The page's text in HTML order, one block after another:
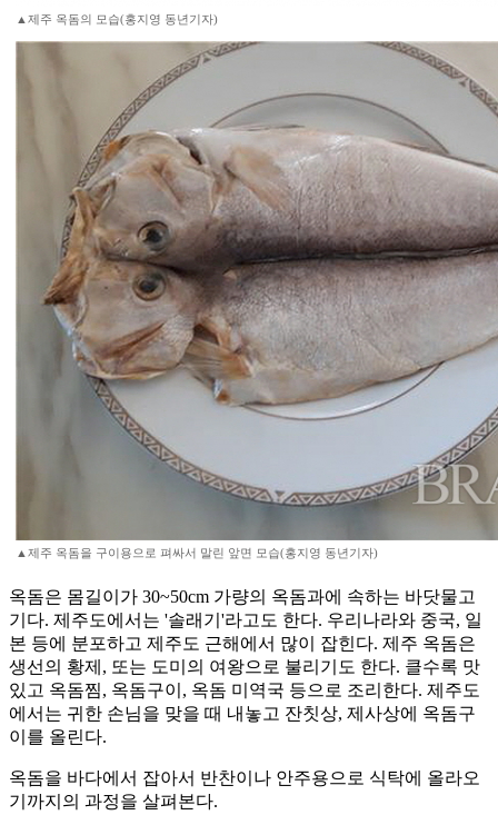
▲제주 옥돔의 모습(홍지영 동년기자)
▲제주 옥돔을 구이용으로 펴싸서 말린 앞면 모습(홍지영 동년기자)
옥돔은 몸길이가 30~50cm 가량의 옥돔과에 속하는 바닷물고
기다. 제주도에서는 '솔래기'라고도 한다. 우리나라와 중국, 일
본 등에 분포하고 제주도 근해에서 많이 잡힌다. 제주 옥돔은
생선의 황제, 또는 도미의 여왕으로 불리기도 한다. 클수록 맛
있고 옥돔찜, 옥돔구이, 옥돔 미역국 등으로 조리한다. 제주도
에서는 귀한 손님을 맞을 때 내놓고 잔칫상, 제사상에 옥돔구
이를 올린다.
옥돔을 바다에서 잡아서 반찬이나 안주용으로 식탁에 올라오
기까지의 과정을 살펴본다.